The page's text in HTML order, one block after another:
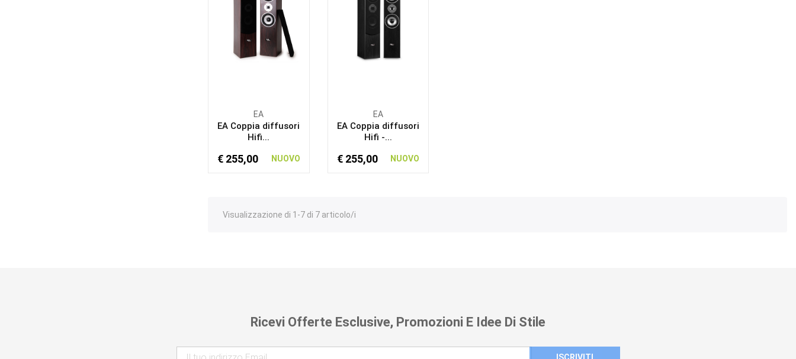
EA
EA Coppia diffusori
Hifi...
€ 255,00 NUOVO
EA
EA Coppia diffusori
Hifi -...
€ 255,00 NUOVO
Visualizzazione di 1-7 di 7 articolo/i
Ricevi Offerte Esclusive, Promozioni E Idee Di Stile